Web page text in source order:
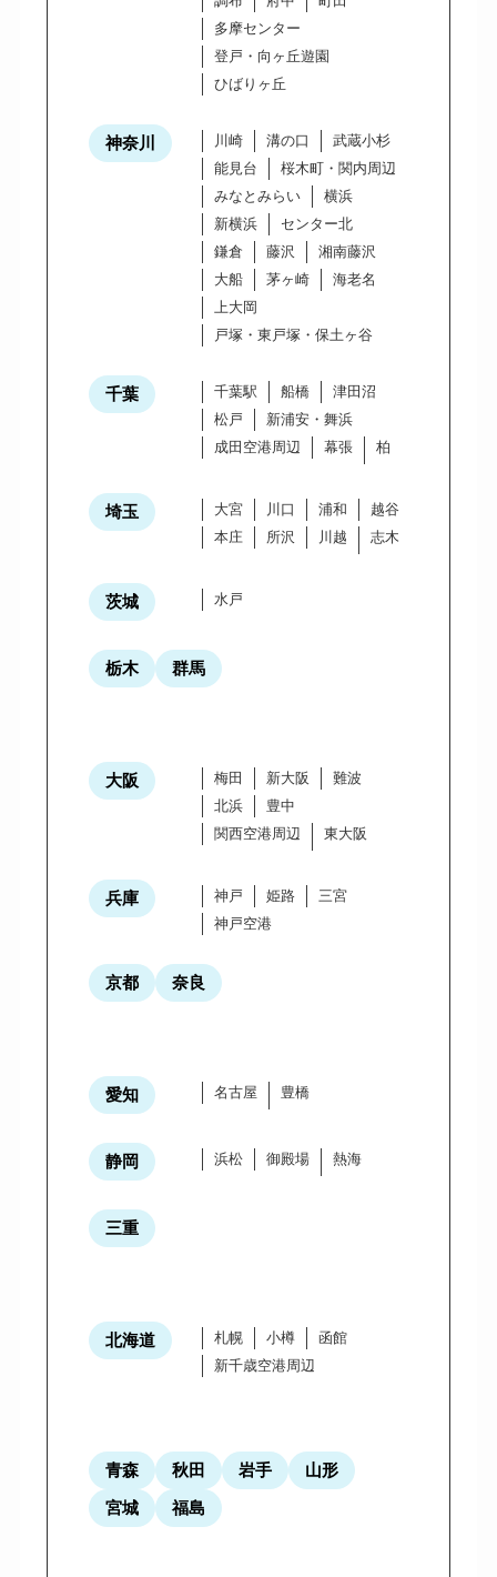
多摩センター
登戸・向ヶ丘遊園
ひばりヶ丘
神奈川 川崎 溝の口
武蔵小杉
能見台
桜木町・関内周辺
みなとみらい
横浜
新横浜
センター北
鎌倉
藤沢
湘南藤沢
大船
茅ヶ崎
海老名
上大岡
戸塚・東戸塚・保土ヶ谷
千葉 千葉駅 船橋
津田沼
松戸
新浦安・舞浜
成田空港周辺
幕張 柏
埼玉 大宮 川口 浦和
越谷
本庄
所沢 川越 志木
茨城 水戸
栃木 群馬
大阪 梅田 新大阪
難波
北浜
豊中
関西空港周辺
東大阪
兵庫 神戸 姫路
三宮
神戸空港
京都 奈良
愛知 名古屋 豊橋
静岡 浜松 御殿場 熱海
三重
北海道 札幌 小樽
函館
新千歳空港周辺
青森 秋田 岩手
山形
宮城
福島